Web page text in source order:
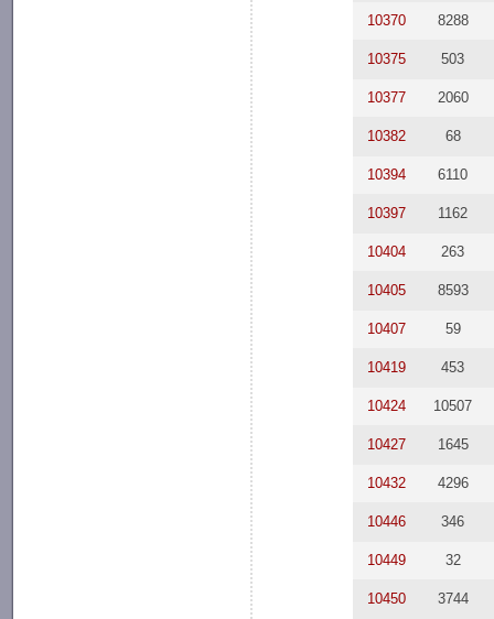
10370 8288
10375 503
10377 2060
10382 68
10394 6110
10397 1162
10404 263
10405 8593
10407 59
10419 453
10424 10507
10427 1645
10432 4296
10446 346
10449 32
10450 3744